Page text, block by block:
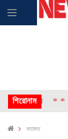
শিরোনাম
এজেন্ট * * * *
মতামত